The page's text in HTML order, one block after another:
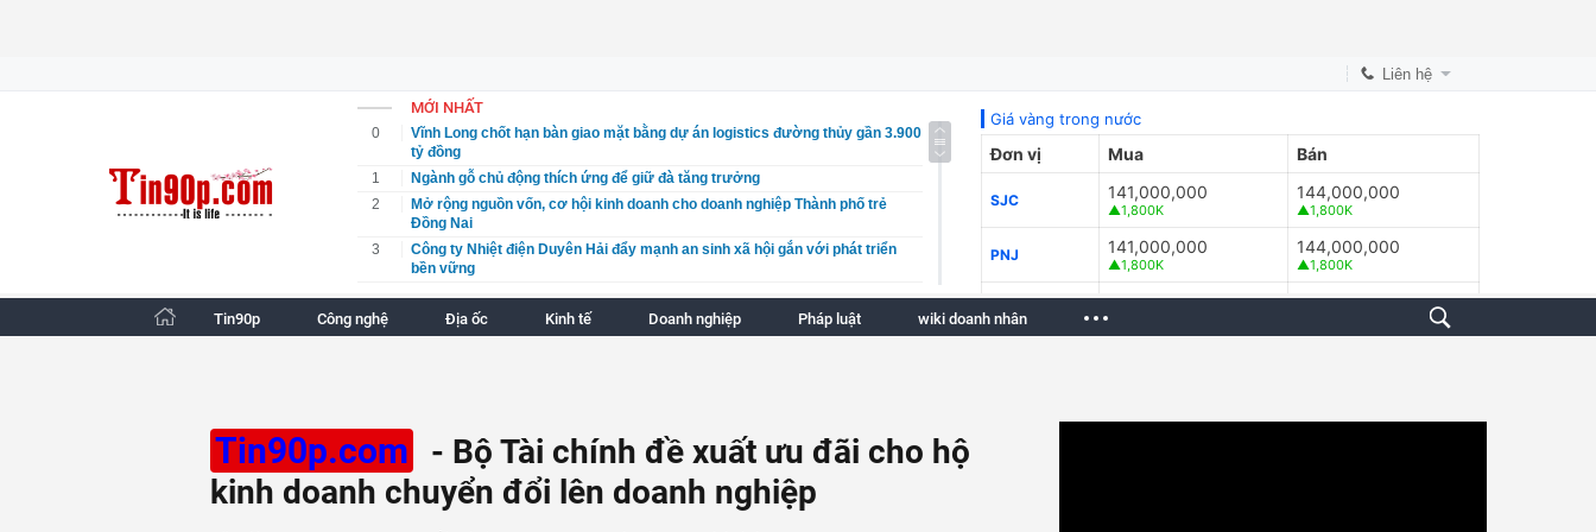
Liên hệ
MỚI NHẤT
0
Vĩnh Long chốt hạn bàn giao mặt bằng dự án logistics đường thủy gần 3.900
tỷ đồng
1
Ngành gỗ chủ động thích ứng để giữ đà tăng trưởng
2
Mở rộng nguồn vốn, cơ hội kinh doanh cho doanh nghiệp Thành phố trẻ
Đồng Nai
3
Công ty Nhiệt điện Duyên Hải đẩy mạnh an sinh xã hội gắn với phát triển
bền vững
4
Vĩnh Long chốt hạn bàn giao mặt bằng dự án logistics đường thủy gần 3.900
tỷ đồng
5
Ngành gỗ chủ động thích ứng để giữ đà tăng trưởng
Vụ "Hủy hoại tài sản" trên sông Cau: Bị hại kháng cáo đề nghị hủy án vì cho
rằng còn dấu hiệu bỏ lọt người phạm tội
9
Hơn 1.000 doanh nghiệp quy tụ tại Vietfood & Beverage - Propack Vietnam
2026
Tin90p Công nghệ Địa ốc Kinh tế Doanh nghiệp Pháp luật wiki doanh nhân
Tin90p.com
- Bộ Tài chính đề xuất ưu đãi cho hộ
kinh doanh chuyển đổi lên doanh nghiệp